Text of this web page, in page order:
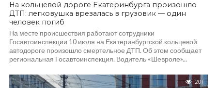
На кольцевой дороге Екатеринбурга произошло
ДТП: легковушка врезалась в грузовик — один
человек погиб
На месте происшествия работают сотрудники
Госавтоинспекции 10 июля на Екатеринбургской кольцевой
автодороге произошло смертельное ДТП. Об этом сообщает
региональная Госавтоинспекция. Водитель «Шевроле»...
201